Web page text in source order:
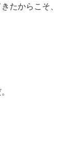
たからこそ、